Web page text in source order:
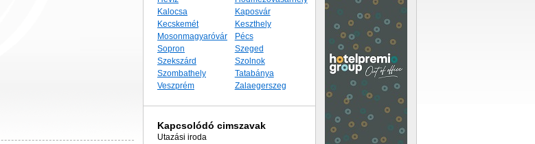
Kalocsa
Kaposvár
Kecskemét
Keszthely
Mosonmagyaróvár
Pécs
Sopron
Szeged
Szekszárd
Szolnok
Szombathely
Tatabánya
Veszprém
Zalaegerszeg
Kapcsolódó cimszavak
Utazási iroda